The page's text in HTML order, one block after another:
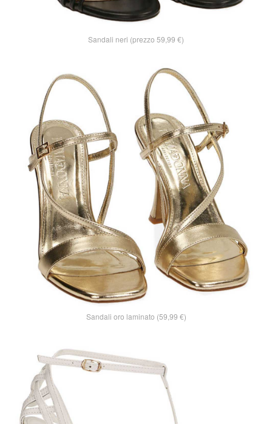
Sandali neri (prezzo 59,99 €)
Sandali oro laminato (59,99 €)